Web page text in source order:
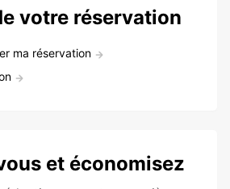
votre réservation
ma réservation
et économisez